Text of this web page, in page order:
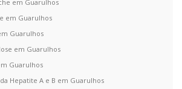
em Guarulhos
em Guarulhos
Guarulhos
em Guarulhos
Guarulhos
Hepatite A e B em Guarulhos